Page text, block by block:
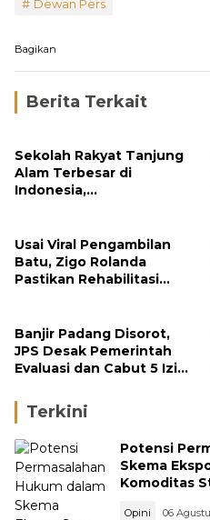
Dewan Pers
Bagikan
Berita Terkait
Sekolah Rakyat Tanjung
Alam Terbesar di
Indonesia,
Usai Viral Pengambilan
Batu, Zigo Rolanda
Pastikan Rehabilitasi
Banjir Padang Disorot,
JPS Desak Pemerintah
Evaluasi dan Cabut 5 Izin
Terkini
Potensi
Skema
Komoditas
Opini 06